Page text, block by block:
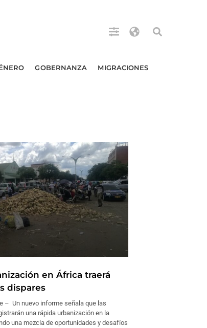
GOBERNANZA MIGRACIONES
en África traerá
dispares
– Un nuevo informe señala que las
una rápida urbanización en la
una mezcla de oportunidades y desafíos